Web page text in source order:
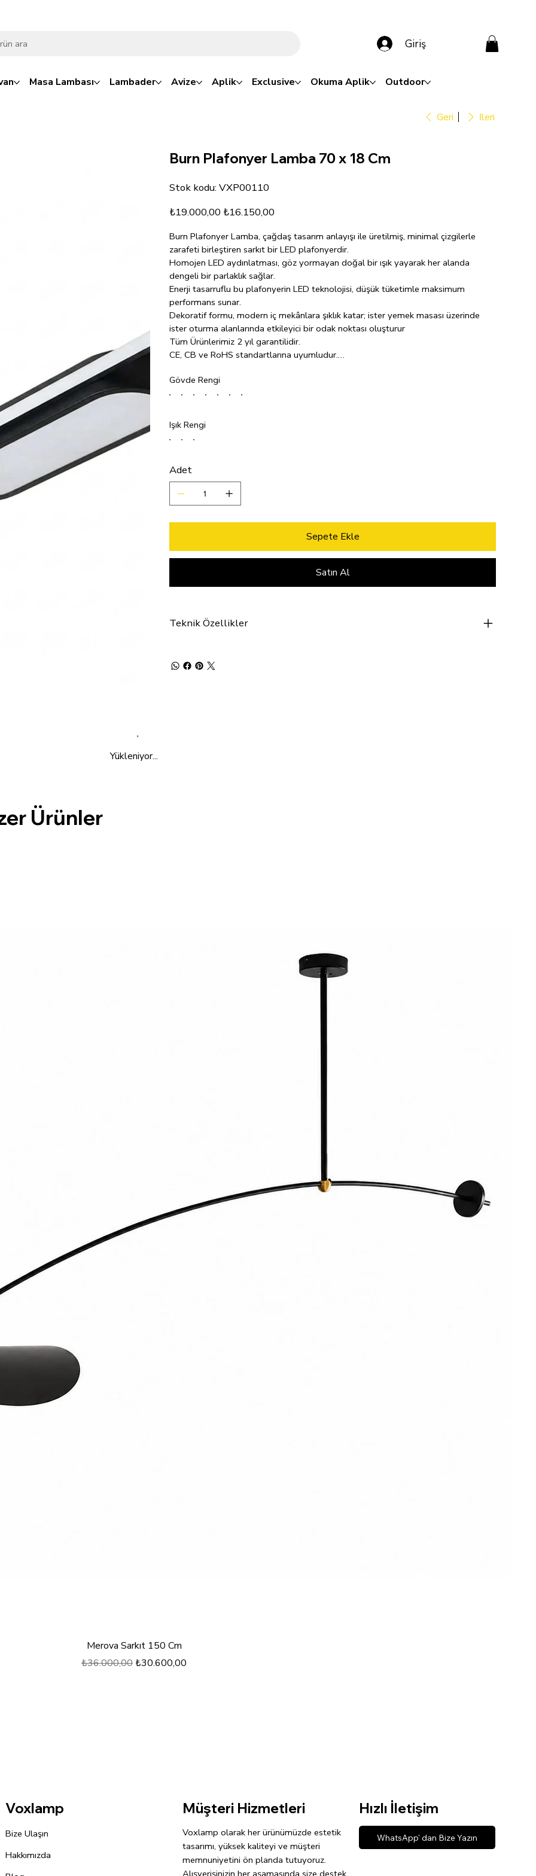
Giriş
Masa Lambası Lambader Avize Aplik Exclusive Okuma Aplik Outdoor
Geri İleri
Burn Plafonyer Lamba 70 x 18 Cm
Stok kodu: kodu:
VXP00110
Orijinal
fiyat
₺19.000,00
İndirimli
fiyat
₺16.150,00
Burn Plafonyer Lamba, çağdaş tasarım anlayışı ile üretilmiş, minimal çizgilerle
zarafeti birleştiren sarkıt bir LED plafonyerdir.
Homojen LED aydınlatması, göz yormayan doğal bir ışık yayarak her alanda
dengeli bir parlaklık sağlar.
Enerji tasarruflu bu plafonyerin LED teknolojisi, düşük tüketimle maksimum
performans sunar.
Dekoratif formu, modern iç mekânlara şıklık katar; ister yemek masası üzerinde
ister oturma alanlarında etkileyici bir odak noktası oluşturur
Tüm Ürünlerimiz 2 yıl garantilidir.
CE, CB ve RoHS standartlarına uyumludur.
kullanımda 10 yıldan uzun kullanım ömrüyle hayatınızı ve bütçenizi aydınlatır.
Gövde Rengi
Işık Rengi
Adet
Sepete Ekle
Satın Al
Teknik Özellikler
Yükleniyor...
Ürünler
Hızlı Bakış
Merova Sarkıt 150 Cm
Normal Fiyat
₺36.000,00 İndirimli Fiyat
₺30.600,00
Voxlamp
Bize Ulaşın
Hakkımızda
Müşteri Hizmetleri
Voxlamp olarak her ürünümüzde estetik
tasarımı, yüksek kaliteyi ve müşteri
memnuniyetini ön planda tutuyoruz.
Hızlı İletişim
WhatsApp' dan Bize Yazın